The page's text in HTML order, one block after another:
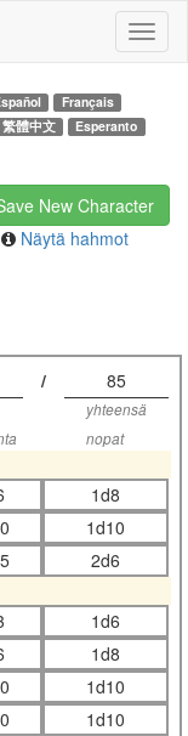
Français
繁體中文
Esperanto
New Character
Näytä hahmot
/ 85
yhteensä
nopat
1d8
1d10
2d6
1d6
1d8
1d10
1d10